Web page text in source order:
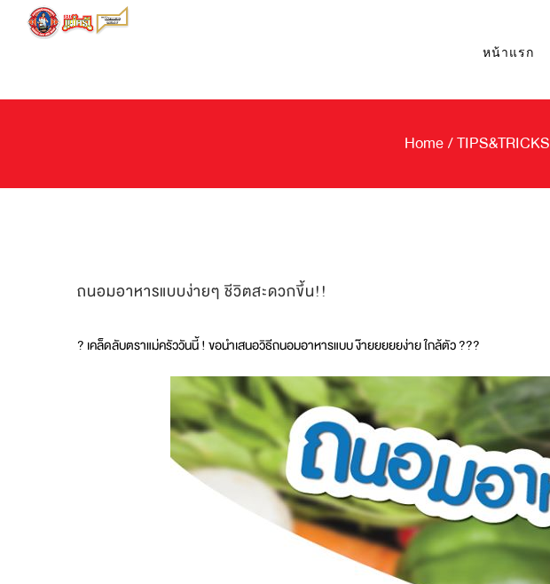
หน้าแรก
Home/TIPS&TRICKS
ถนอมอาหารแบบง่ายๆ ชีวิตสะดวกขึ้น!!
? เคล็ดลับตราแม่ครัววันนี้ ! ขอนำเสนอวิธีถนอมอาหารแบบ ง๊ายยยยยง่าย ใกล้ตัว ???